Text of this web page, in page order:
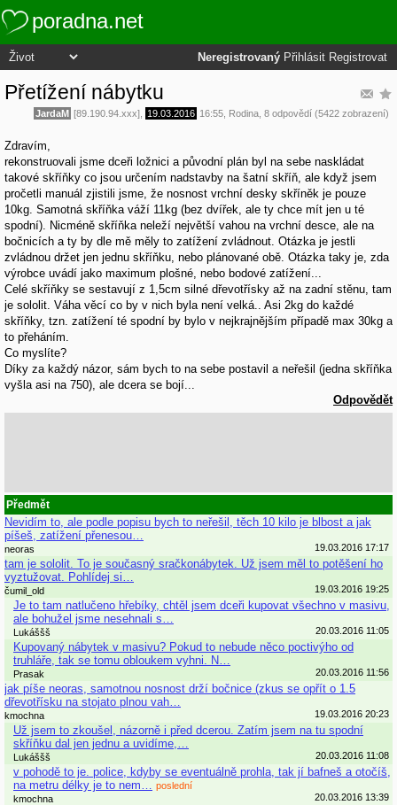
poradna.net
Neregistrovaný Přihlásit Registrovat
Přetížení nábytku
JardaM [89.190.94.xxx], 19.03.2016 16:55 Rodina , 8 odpovědí (5422 zobrazení)
Zdravím,
rekonstruovali jsme dceři ložnici a původní plán byl na sebe naskládat
takové skříňky co jsou určením nadstavby na šatní skříň, ale když jsem
pročetli manuál zjistili jsme, že nosnost vrchní desky skříněk je pouze
10kg. Samotná skříňka váží 11kg (bez dvířek, ale ty chce mít jen u té
spodní). Nicméně skříňka neleží největší vahou na vrchní desce, ale na
bočnicích a ty by dle mě měly to zatížení zvládnout. Otázka je jestli
zvládnou držet jen jednu skříňku, nebo plánované obě. Otázka taky je, zda
výrobce uvádí jako maximum plošné, nebo bodové zatížení...
Celé skříňky se sestavují z 1,5cm silné dřevotřísky až na zadní stěnu, tam
je sololit. Váha věcí co by v nich byla není velká.. Asi 2kg do každé
skříňky, tzn. zatížení té spodní by bylo v nejkrajnějším případě max 30kg a
to přeháním.
Co myslíte?
Díky za každý názor, sám bych to na sebe postavil a neřešil (jedna skříňka
vyšla asi na 750), ale dcera se bojí...
Odpovědět
Předmět
Nevidím to, ale podle popisu bych to neřešil, těch 10 kilo je blbost a jak
píšeš, zatížení přenesou…
neoras 19.03.2016 17:17
tam je sololit. To je současný sračkonábytek. Už jsem měl to potěšení ho
vyztužovat. Pohlídej si…
čumil_old 19.03.2016 19:25
Je to tam natlučeno hřebíky, chtěl jsem dceři kupovat všechno v masivu,
ale bohužel jsme nesehnali s…
Lukáššš 20.03.2016 11:05
Kupovaný nábytek v masivu? Pokud to nebude něco poctivýho od
truhláře, tak se tomu obloukem vyhni. N…
Prasak 20.03.2016 11:56
jak píše neoras, samotnou nosnost drží bočnice (zkus se opřít o 1.5
dřevotřísku na stojato plnou vah…
kmochna 19.03.2016 20:23
Už jsem to zkoušel, názorně i před dcerou. Zatím jsem na tu spodní
skříňku dal jen jednu a uvidíme,…
Lukáššš 20.03.2016 11:08
v pohodě to je. police, kdyby se eventuálně prohla, tak jí bafneš a otočíš,
na metru délky je to nem…
poslední
kmochna
20.03.2016 13:39